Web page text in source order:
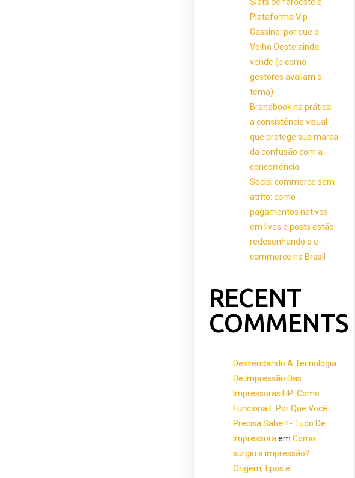
Plataforma Vip
Cassino: por que o
Velho Oeste ainda
vende (e como
gestores avaliam o
tema)
Brandbook na prática:
a consistência visual
que protege sua marca
da confusão com a
concorrência
Social commerce sem
atrito: como
pagamentos nativos
em lives e posts estão
redesenhando o e-
commerce no Brasil
RECENT
COMMENTS
Desvendando A Tecnologia
De Impressão Das
Impressoras HP: Como
Funciona E Por Que Você
Precisa Saber! - Tudo De
ImpressoraemComo
surgiu a impressão?
Origem, tipos e